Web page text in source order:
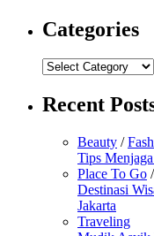
Categories
Categories
Recent
Beauty /
Tips
Place To Go /
Destinasi
Jakarta
Traveling